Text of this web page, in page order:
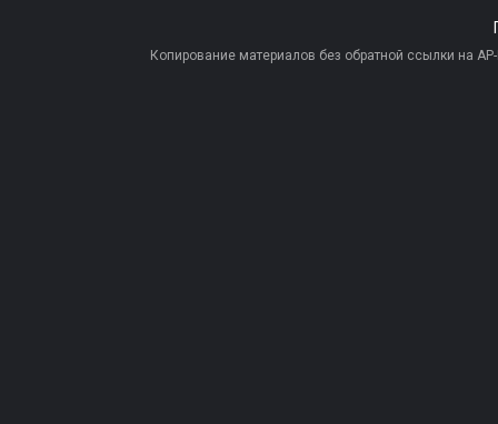
Копирование материалов без обратной ссылки на